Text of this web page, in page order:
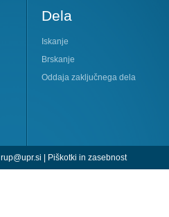
Dela
Iskanje
Brskanje
Oddaja zaključnega dela
rup@upr.si | Piškotki in zasebnost